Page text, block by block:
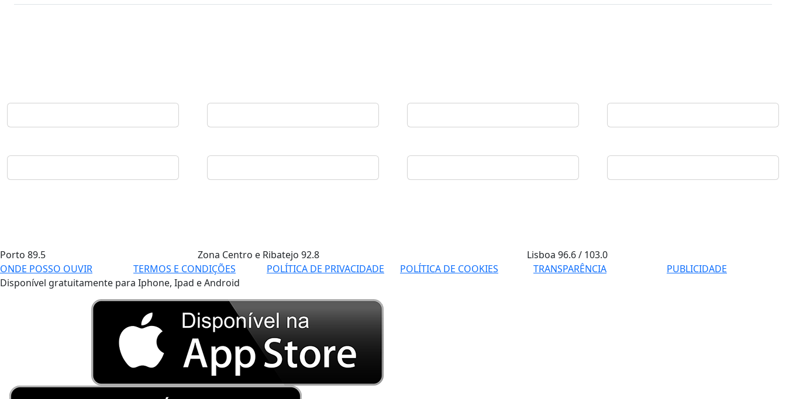
Porto 89.5 Zona Centro e Ribatejo 92.8 Lisboa96.6 / 103.0
ONDE POSSO OUVIR
TERMOS E CONDIÇÕES POLÍTICA DE PRIVACIDADE POLÍTICA DE COOKIES TRANSPARÊNCIA
PUBLICIDADE
Disponível gratuitamente para Iphone, Ipad e Android